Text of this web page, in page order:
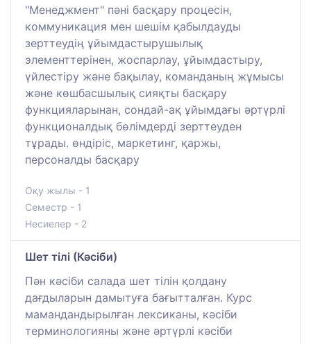
"Менеджмент" пәні басқару процесін,
коммуникация мен шешім қабылдауды
зерттеудің ұйымдастырушылық
элементтерінен, жоспарлау, ұйымдастыру,
үйлестіру және бақылау, команданың жұмысы
және көшбасшылық сияқты басқару
функцияларынан, сондай-ақ ұйымдағы әртүрлі
функционалдық бөлімдерді зерттеуден
тұрады. өндіріс, маркетинг, қаржы,
персоналды басқару
Оқу жылы - 1
Семестр - 1
Несиелер - 2
Шет тілі (Кәсіби)
Пән кәсіби салада шет тілін қолдану
дағдыларын дамытуға бағытталған. Курс
мамандандырылған лексиканы, кәсіби
терминологияны және әртүрлі кәсіби